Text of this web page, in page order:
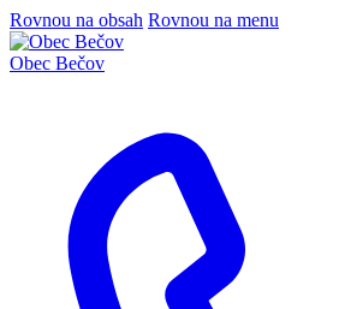
Rovnou na obsah Rovnou na menu
Obec Bečov